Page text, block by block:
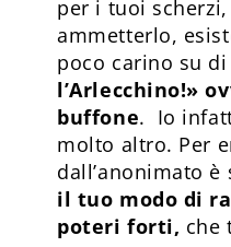
per i tuoi
ammetterlo,
poco carino su di
l’Arlecchino!»
buffone. Io
molto altro. Per
dall’anonimato
il tuo modo di
poteri forti, che